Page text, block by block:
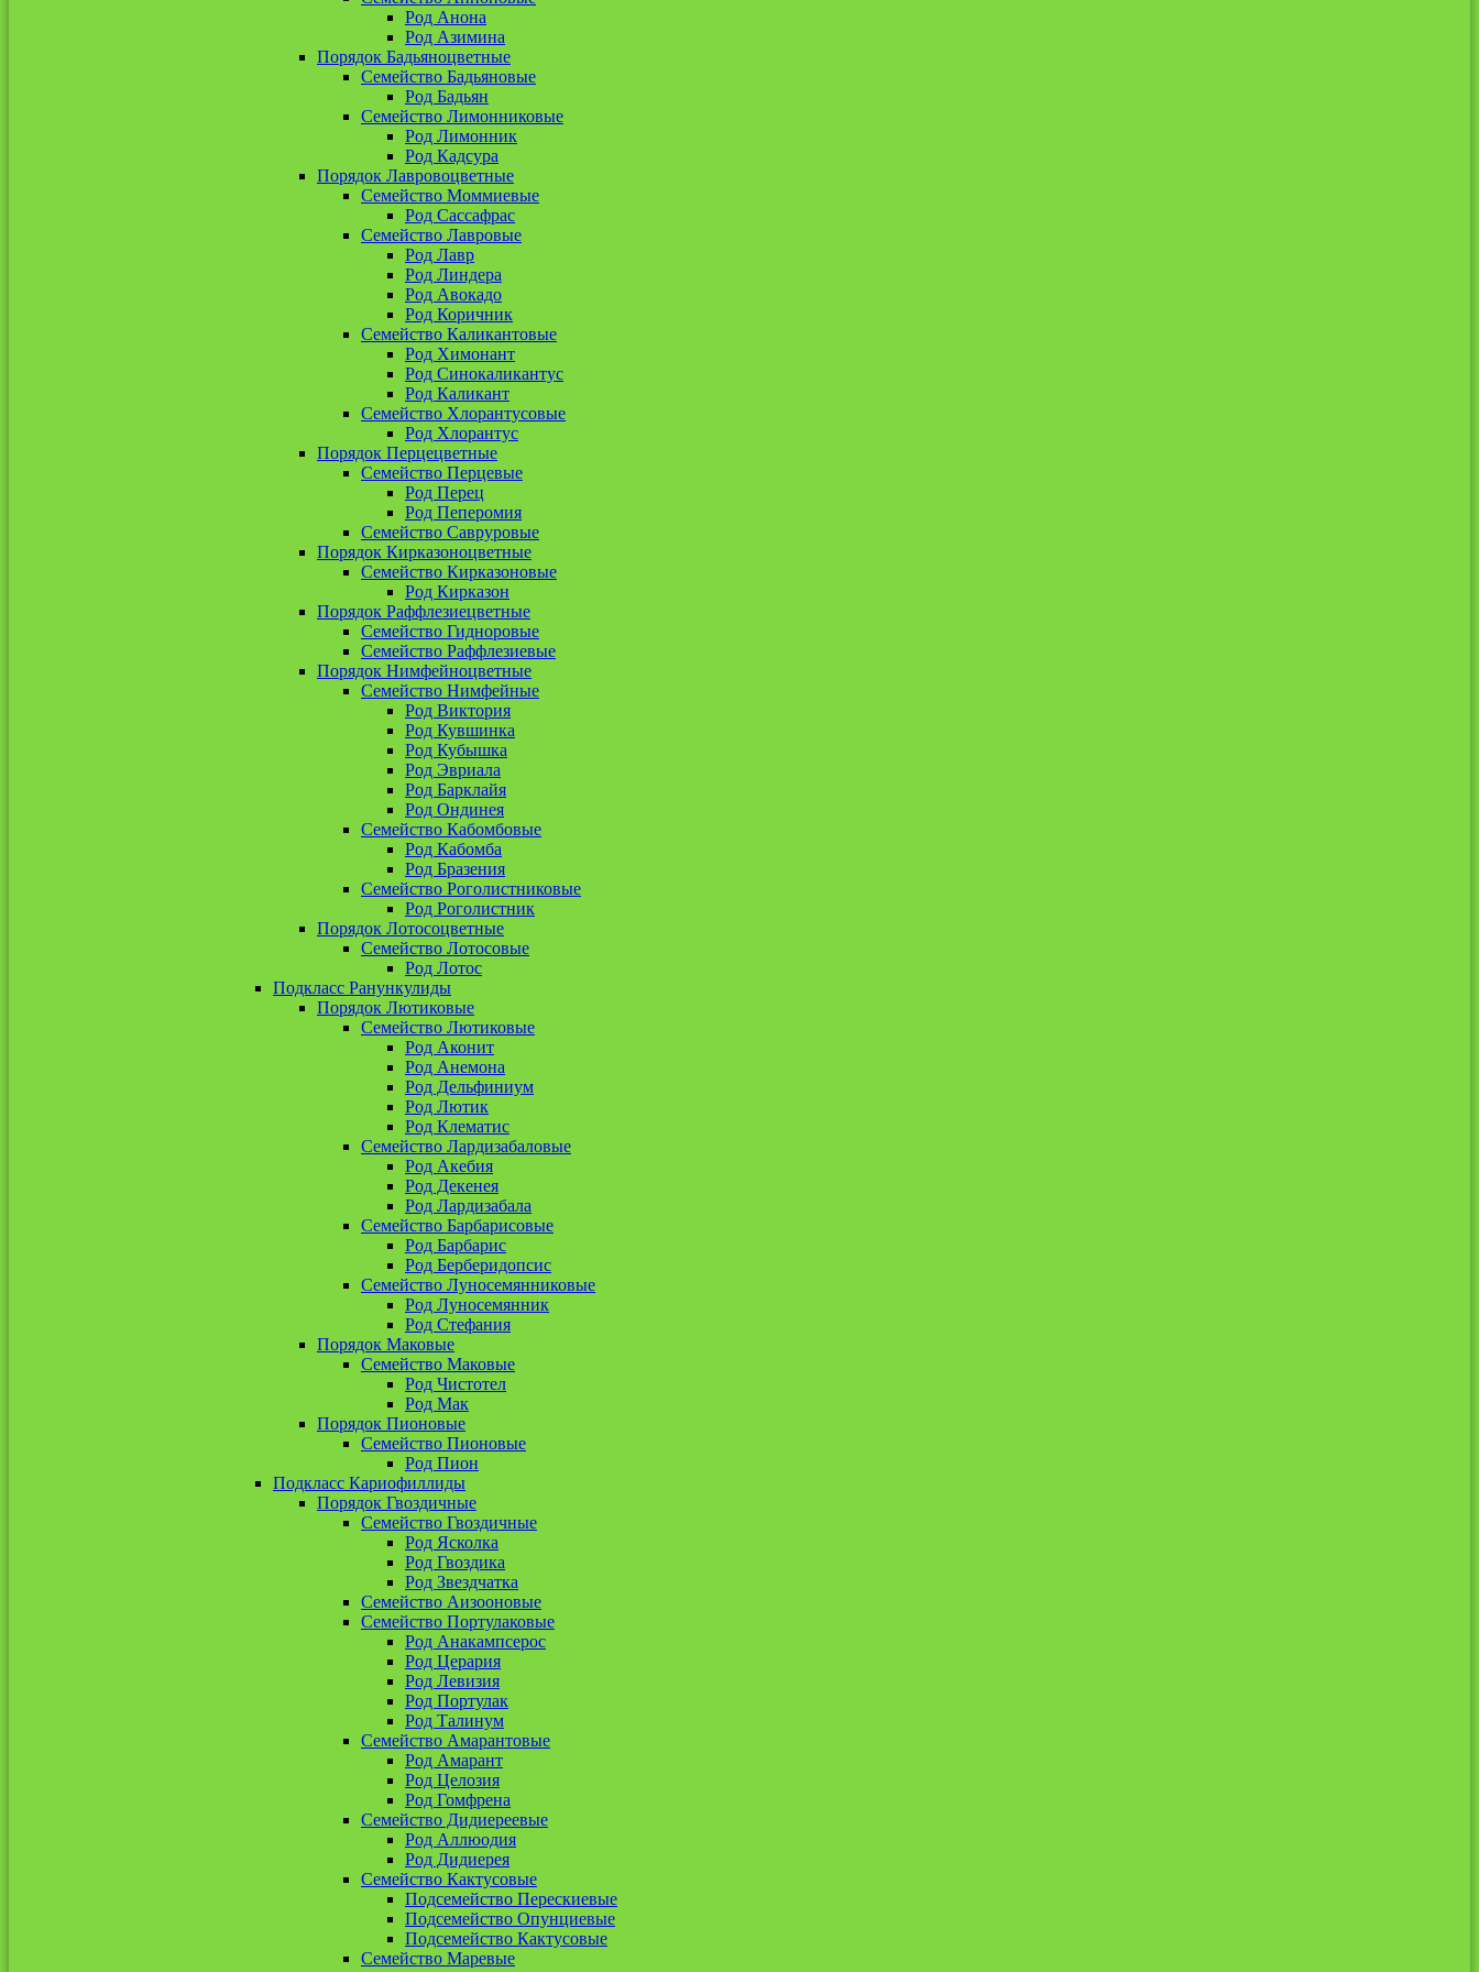
Род Анона
Род Азимина
Порядок Бадьяноцветные
Семейство Бадьяновые
Род Бадьян
Семейство Лимонниковые
Род Лимонник
Род Кадсура
Порядок Лавровоцветные
Семейство Моммиевые
Род Сассафрас
Семейство Лавровые
Род Лавр
Род Линдера
Род Авокадо
Род Коричник
Семейство Каликантовые
Род Химонант
Род Синокаликантус
Род Каликант
Семейство Хлорантусовые
Род Хлорантус
Порядок Перцецветные
Семейство Перцевые
Род Перец
Род Пеперомия
Семейство Савруровые
Порядок Кирказоноцветные
Семейство Кирказоновые
Род Кирказон
Порядок Раффлезиецветные
Семейство Гидноровые
Семейство Раффлезиевые
Порядок Нимфейноцветные
Семейство Нимфейные
Род Виктория
Род Кувшинка
Род Кубышка
Род Эвриала
Род Барклайя
Род Ондинея
Семейство Кабомбовые
Род Кабомба
Род Бразения
Семейство Роголистниковые
Род Роголистник
Порядок Лотосоцветные
Семейство Лотосовые
Род Лотос
Подкласс Ранункулиды
Порядок Лютиковые
Семейство Лютиковые
Род Аконит
Род Анемона
Род Дельфиниум
Род Лютик
Род Клематис
Семейство Лардизабаловые
Род Акебия
Род Декенея
Род Лардизабала
Семейство Барбарисовые
Род Барбарис
Род Берберидопсис
Семейство Луносемянниковые
Род Луносемянник
Род Стефания
Порядок Маковые
Семейство Маковые
Род Чистотел
Род Мак
Порядок Пионовые
Семейство Пионовые
Род Пион
Подкласс Кариофиллиды
Порядок Гвоздичные
Семейство Гвоздичные
Род Ясколка
Род Гвоздика
Род Звездчатка
Семейство Аизооновые
Семейство Портулаковые
Род Анакампсерос
Род Церария
Род Левизия
Род Портулак
Род Талинум
Семейство Амарантовые
Род Амарант
Род Целозия
Род Гомфрена
Семейство Дидиереевые
Род Аллюодия
Род Дидиерея
Семейство Кактусовые
Подсемейство Перескиевые
Подсемейство Опунциевые
Подсемейство Кактусовые
Семейство Маревые